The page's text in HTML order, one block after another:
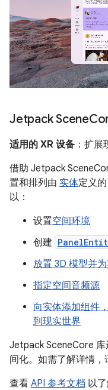
Jetpack Scene
适用的 XR 设备 ：扩
借助 Jetpack
置和排列由 实体定义
以：
设置空间环境
创建
放置 3D 模型并
指定空间音频源
向实体添加组件
到现实世界
Jetpack SceneCore
间化。如需了解详情，
查看 API 参考文档 以